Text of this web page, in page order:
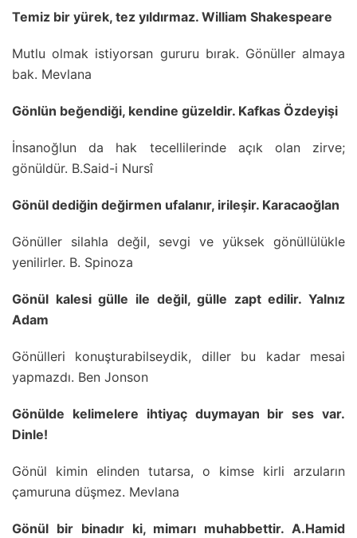
Temiz bir yürek, tez yıldırmaz. William Shakespeare
Mutlu olmak istiyorsan gururu bırak. Gönüller almaya
bak. Mevlana
Gönlün beğendiği, kendine güzeldir. Kafkas Özdeyişi
İnsanoğlun da hak tecellilerinde açık olan zirve;
gönüldür. B.Said-i Nursî
Gönül dediğin değirmen ufalanır, irileşir. Karacaoğlan
Gönüller silahla değil, sevgi ve yüksek gönüllülükle
yenilirler. B. Spinoza
Gönül kalesi gülle ile değil, gülle zapt edilir. Yalnız
Adam
Gönülleri konuşturabilseydik, diller bu kadar mesai
yapmazdı. Ben Jonson
Gönülde kelimelere ihtiyaç duymayan bir ses var.
Dinle!
Gönül kimin elinden tutarsa, o kimse kirli arzuların
çamuruna düşmez. Mevlana
Gönül bir binadır ki, mimarı muhabbettir. A.Hamid